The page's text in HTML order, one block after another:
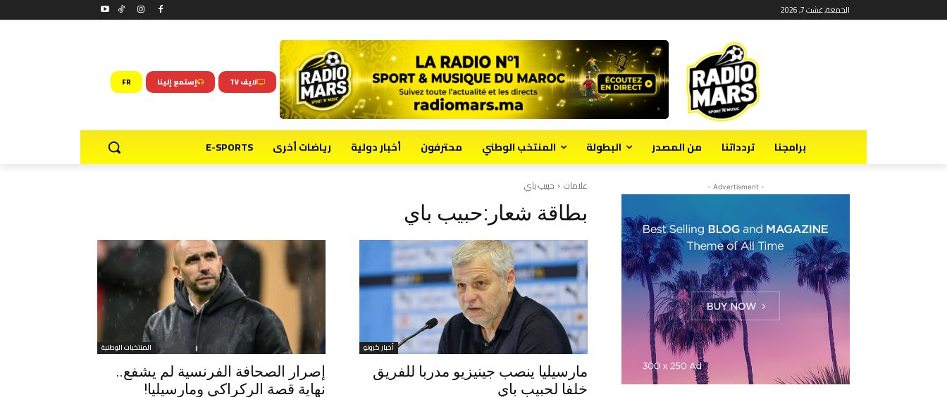
الجمعة, غشت 7, 2026
لايف TV إستمع إلينا FR
برامجنا تردداتنا من المصدر البطولة المنتخب الوطني محترفون أخبار دولية رياضات أخرى E-SPORTS
علامات حبيب باي
بطاقة شعار:حبيب باي
أخبار كرونو
مارسيليا ينصب جينيزيو مدربا للفريق
خلفا لحبيب باي
المنتخبات الوطنية
إصرار الصحافة الفرنسية لم يشفع..
نهاية قصة الركراكي ومارسيليا!
- Advertisment -